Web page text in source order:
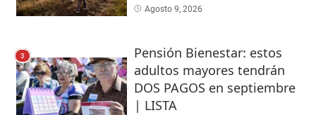
Agosto 9, 2026
3
Pensión Bienestar: estos
adultos mayores tendrán
DOS PAGOS en septiembre
| LISTA